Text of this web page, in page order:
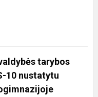
tarybos
10 nustatytu